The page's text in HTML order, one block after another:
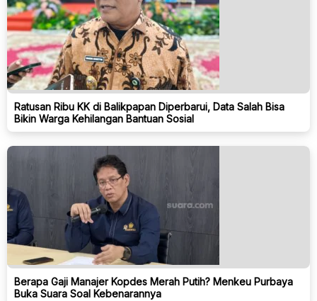
Ratusan Ribu KK di Balikpapan Diperbarui, Data Salah Bisa
Bikin Warga Kehilangan Bantuan Sosial
Berapa Gaji Manajer Kopdes Merah Putih? Menkeu Purbaya
Buka Suara Soal Kebenarannya